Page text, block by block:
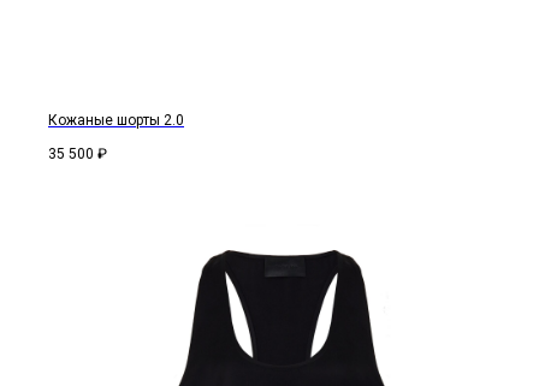
Кожаные шорты 2.0
35 500 ₽